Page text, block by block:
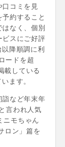
コミを見
約すること
なく、個別
ビスにご好評
降順調に利
ードを超
載している
ます。
詣など年末年
言われ人気
ニモちゃん
ロン」篇を